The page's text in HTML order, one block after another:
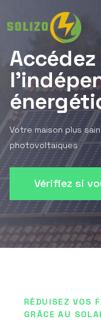
Accédez
Votre maison plus
photovoltaiques
Vérifiez si
RÉDUISEZ VOS
GRÂCE AU